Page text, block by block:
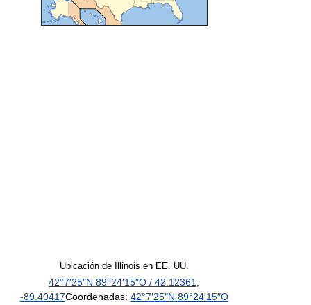
Ubicación de Illinois en EE. UU.
42°7′25″N 89°24′15″O / 42.12361
-89.40417Coordenadas: 42°7′25″N 89°24′15″O